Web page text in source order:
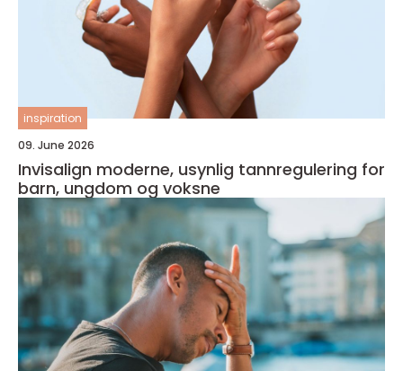
inspiration
09. June 2026
Invisalign moderne, usynlig tannregulering for
barn, ungdom og voksne